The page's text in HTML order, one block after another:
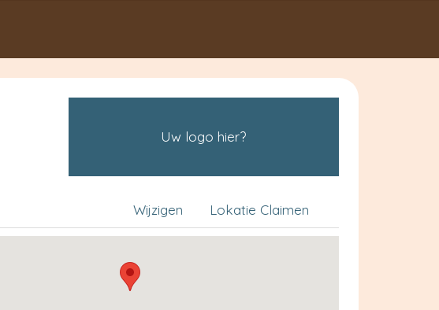
Uw logo hier?
Lokatie Claimen
Wijzigen